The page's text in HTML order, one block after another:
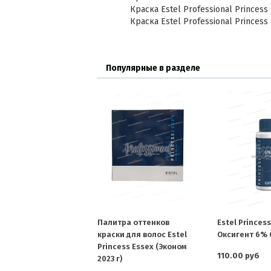
Краска Estel Professional Princess
Краска Estel Professional Princess
Популярные в разделе
Палитра оттенков
краски для волос Estel
Princess Essex (Эконом
2023 г)
Estel
Оксигент 6%
110.00 руб